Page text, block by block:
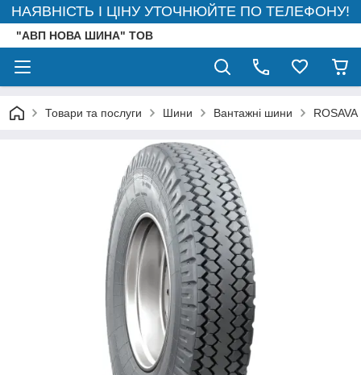
НАЯВНІСТЬ І ЦІНУ УТОЧНЮЙТЕ ПО ТЕЛЕФОНУ!
"АВП НОВА ШИНА" ТОВ
Товари та послуги Шини Вантажні шини ROSAVA